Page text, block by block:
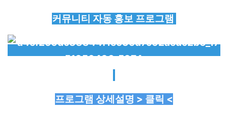
커뮤니티 자동 홍보 프로그램
프로그램 상세설명 > 클릭 <